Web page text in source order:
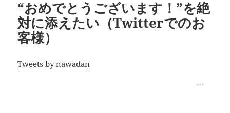
ー
“おめでとうございます！”を絶
対に添えたい（Twitterでのお
客様）
Tweets by nawadan